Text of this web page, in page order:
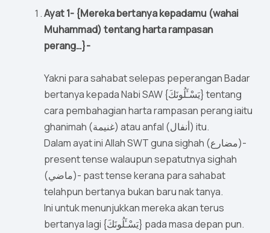
Ayat 1- {Mereka bertanya kepadamu (wahai
Muhammad) tentang harta rampasan
perang…}-
Yakni para sahabat selepas peperangan Badar
bertanya kepada Nabi SAW {يَسْـَٔلُونَكَ} tentang
cara pembahagian harta rampasan perang iaitu
ghanimah (غنيمة) atau anfal (أنفال) itu.
Dalam ayat ini Allah SWT guna sighah (مضارع)-
present tense walaupun sepatutnya sighah
(ماضي)- past tense kerana para sahabat
telahpun bertanya bukan baru nak tanya.
Ini untuk menunjukkan mereka akan terus
bertanya lagi {يَسْـَٔلُونَكَ} pada masa depan pun.